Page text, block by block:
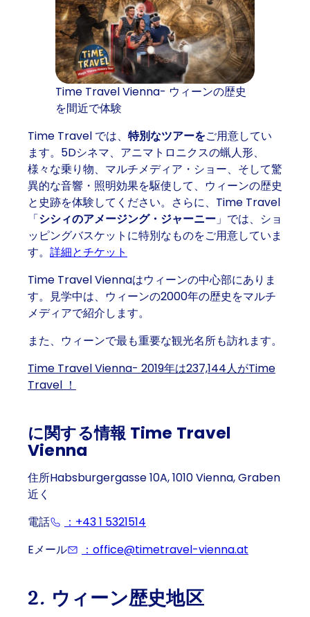
Time Travel Vienna- ウィーンの歴史
を間近で体験
Time Travel では、 特別なツアーをご用意してい
ます。5Dシネマ、アニマトロニクスの蝋人形、
様々な乗り物、マルチメディア・ショー、そして驚
異的な音響・照明効果を駆使して、ウィーンの歴史
と史跡を体験してください。さらに、Time Travel
「シシィのアメージング・ジャーニー」では、ショ
ッピングバスケットに特別なものをご用意していま
す。 詳細とチケット
Time Travel Viennaはウィーンの中心部にありま
す。見学中は、ウィーンの2000年の歴史をマルチ
メディアで紹介します。
また、ウィーンで最も重要な観光名所も訪れます。
Time Travel Vienna- 2019年は237,144人がTime
Travel ！
に関する情報 Time Travel
Vienna
住所Habsburgergasse 10A, 1010 Vienna, Graben
近く
電話
：+43 1 5321514
Eメール
：office@timetravel-vienna.at
2. ウィーン歴史地区